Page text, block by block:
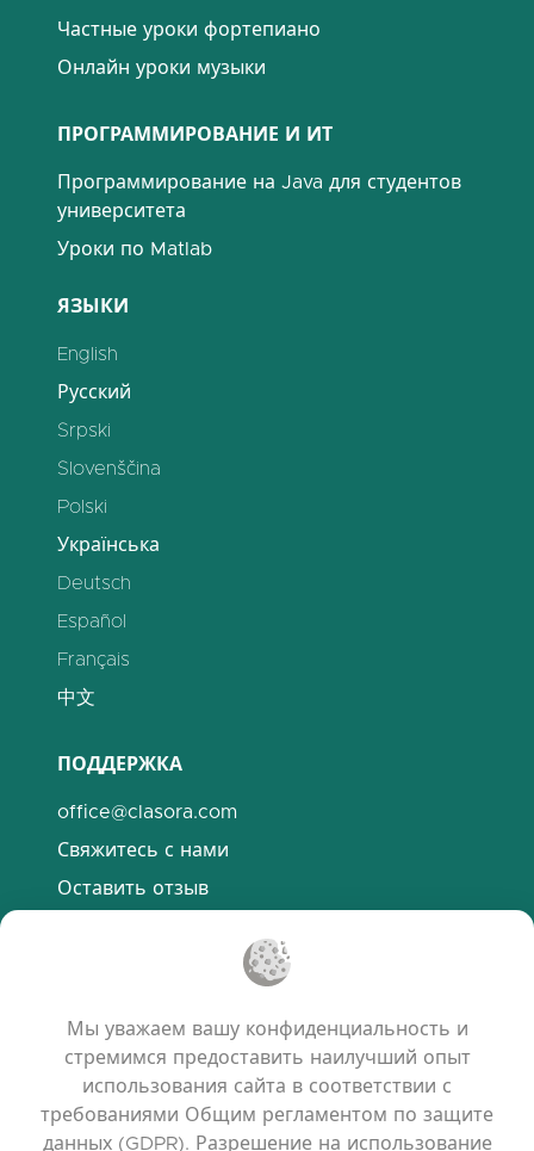
Частные уроки фортепиано
Онлайн уроки музыки
ПРОГРАММИРОВАНИЕ И ИТ
Программирование на Java для студентов
университета
Уроки по Matlab
ЯЗЫКИ
English
Русский
Srpski
Slovenščina
Polski
Українська
Deutsch
Español
Français
中文
ПОДДЕРЖКА
office@clasora.com
Свяжитесь с нами
Оставить отзыв
Часто задаваемые вопросы
Политика конфиденциальности
Политика использования файлов cookie
Мы уважаем вашу конфиденциальность и
стремимся предоставить наилучший опыт
использования сайта в соответствии с
требованиями Общим регламентом по защите
данных (GDPR). Разрешение на использование